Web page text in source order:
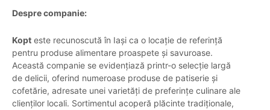
Despre companie:
Kopt este recunoscută în Iași ca o locație de referință
pentru produse alimentare proaspete și savuroase.
Această companie se evidențiază printr-o selecție largă
de delicii, oferind numeroase produse de patiserie și
cofetărie, adresate unei varietăți de preferințe culinare ale
clienților locali. Sortimentul acoperă plăcinte tradiționale,